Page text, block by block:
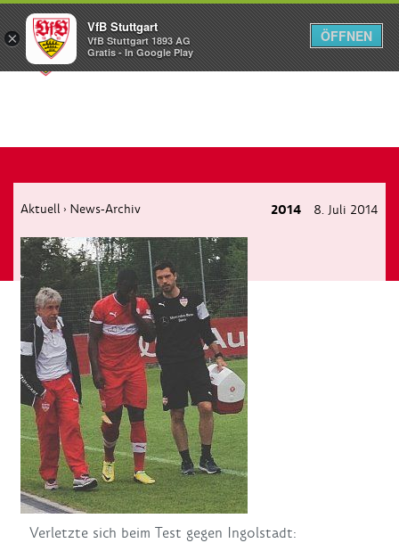
Menü
Aktuell › News-Archiv 2014 8. Juli 2014
Verletzte sich beim Test gegen Ingolstadt:
×
VfB Stuttgart
VfB Stuttgart 1893 AG
Gratis - In Google Play
ÖFFNEN